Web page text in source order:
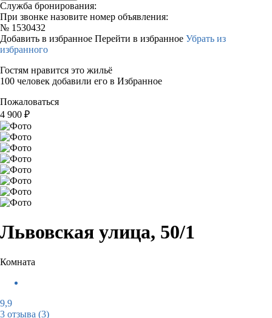
Служба бронирования:
При звонке назовите номер объявления:
№ 1530432
Добавить в избранное Перейти в избранное Убрать из
избранного
Гостям нравится это жильё
100 человек добавили его в Избранное
Пожаловаться
4 900 ₽
Львовская улица, 50/1
Комната
9,9
3 отзыва (3)